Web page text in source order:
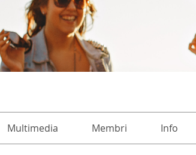
Multimedia Membri Info